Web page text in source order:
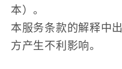
本）。
本服务条款的解释中
方产生不利影响。